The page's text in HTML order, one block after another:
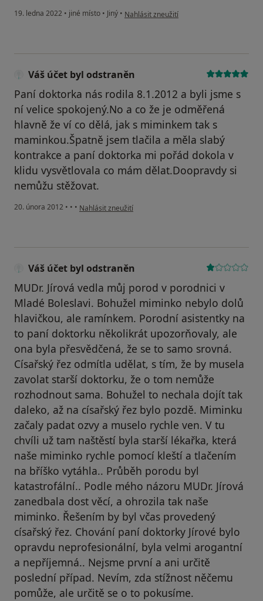
19. ledna 2022 • jiné místo • Jiný • podle názoru uživatele K.B.
Nahlásit zneužití
Váš účet byl odstraněn
Paní doktorka nás rodila 8.1.2012 a byli jsme s
ní velice spokojený.No a co že je odměřená
hlavně že ví co dělá, jak s miminkem tak s
maminkou.Špatně jsem tlačila a měla slabý
kontrakce a paní doktorka mi pořád dokola v
klidu vysvětlovala co mám dělat.Doopravdy si
nemůžu stěžovat.
20. února 2012 • • • podle názoru uživatele Váš účet byl odstraněn
Nahlásit zneužití
Váš účet byl odstraněn
MUDr. Jírová vedla můj porod v porodnici v
Mladé Boleslavi. Bohužel miminko nebylo dolů
hlavičkou, ale ramínkem. Porodní asistentky na
to paní doktorku několikrát upozorňovaly, ale
ona byla přesvědčená, že se to samo srovná.
Císařský řez odmítla udělat, s tím, že by musela
zavolat starší doktorku, že o tom nemůže
rozhodnout sama. Bohužel to nechala dojít tak
daleko, až na císařský řez bylo pozdě. Miminku
začaly padat ozvy a muselo rychle ven. V tu
chvíli už tam naštěstí byla starší lékařka, která
naše miminko rychle pomocí kleští a tlačením
na bříško vytáhla.. Průběh porodu byl
katastrofální.. Podle mého názoru MUDr. Jírová
zanedbala dost věcí, a ohrozila tak naše
miminko. Řešením by byl včas provedený
císařský řez. Chování paní doktorky Jírové bylo
opravdu neprofesionální, byla velmi arogantní
a nepříjemná.. Nejsme první a ani určitě
poslední případ. Nevím, zda stížnost něčemu
pomůže, ale určitě se o to pokusíme.